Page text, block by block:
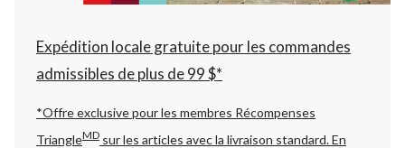
Expédition locale gratuite pour les commandes
admissibles de plus de 99 $*
*Offre exclusive pour les membres Récompenses
TriangleMD sur les articles avec la livraison standard.En